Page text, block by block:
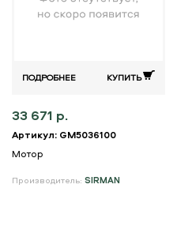
ПОДРОБНЕЕ КУПИТЬ
33 671 р.
Артикул: GM5036100
Мотор
Производитель: SIRMAN